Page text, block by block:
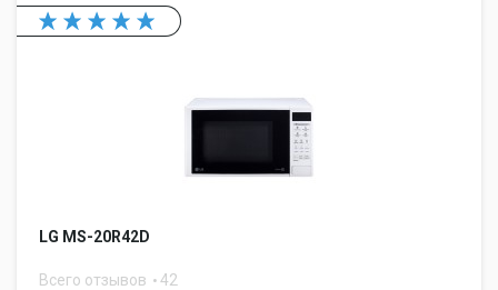
LG MS-20R42D
Всего отзывов 42